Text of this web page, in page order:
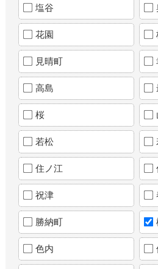
塩谷
花園
見晴町
高島
桜
若松
住ノ江
祝津
勝納町
色内